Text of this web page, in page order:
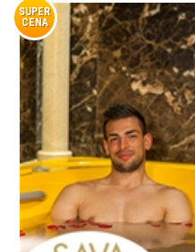
SUPER
CENA